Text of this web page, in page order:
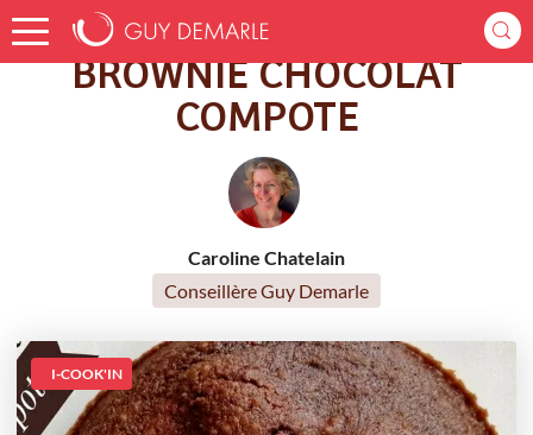
Accueil Recettes BROWNIE CHOCOLAT COMPOTE
BROWNIE CHOCOLAT
COMPOTE
Caroline Chatelain
Conseillère Guy Demarle
I-COOK'IN